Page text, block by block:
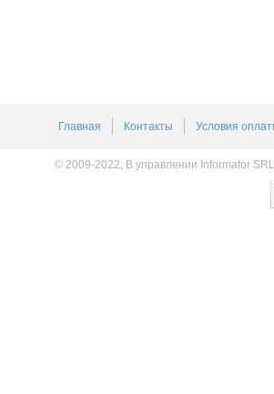
Главная Контакты Условия
© 2009-2022, В управлении Informator SRL